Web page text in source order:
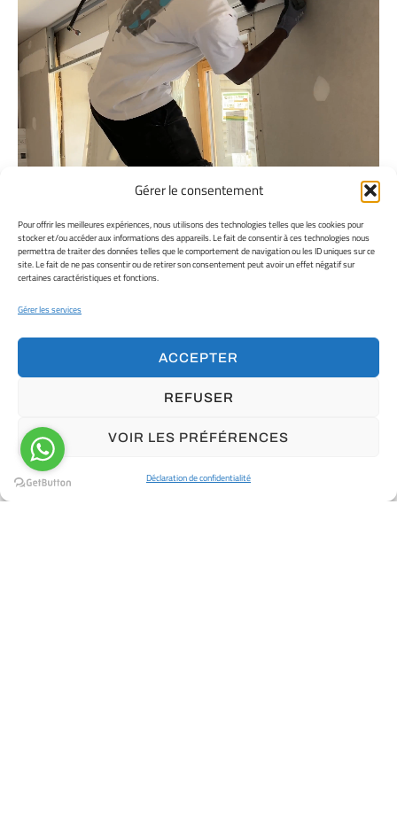
Gérer le consentement
Pour offrir les meilleures expériences, nous utilisons des technologies telles que les cookies pour
stocker et/ou accéder aux informations des appareils. Le fait de consentir à ces technologies nous
permettra de traiter des données telles que le comportement de navigation ou les ID uniques sur ce
site. Le fait de ne pas consentir ou de retirer son consentement peut avoir un effet négatif sur
certaines caractéristiques et fonctions.
Gérer les services
ACCEPTER
REFUSER
VOIR LES PRÉFÉRENCES
Déclaration de confidentialité